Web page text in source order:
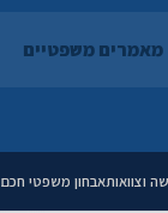
מאמרים משפטיים
וצוואותאבחון משפטי חכם